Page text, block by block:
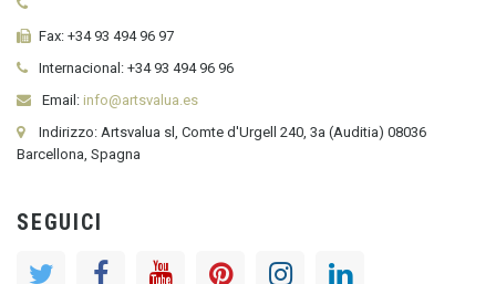
Fax: +34 93 494 96 97
Internacional: +34 93 494 96 96
Email: info@artsvalua.es
Indirizzo: Artsvalua sl, Comte d'Urgell 240, 3a (Auditia) 08036
Barcellona, Spagna
SEGUICI